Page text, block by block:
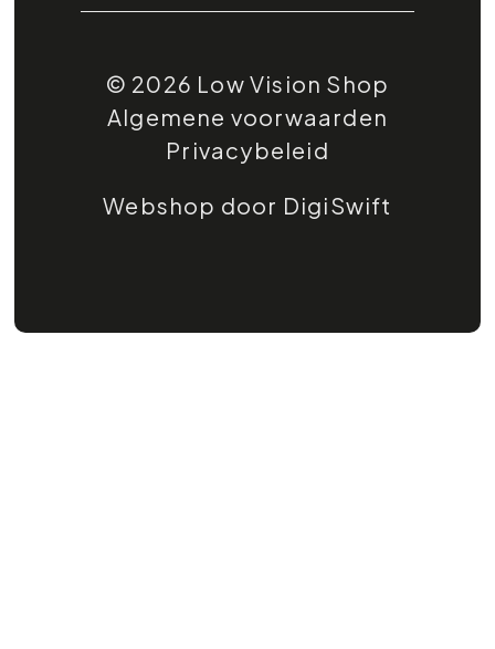
© 2026 Low Vision Shop
Algemene voorwaarden
Privacybeleid
Webshop door DigiSwift